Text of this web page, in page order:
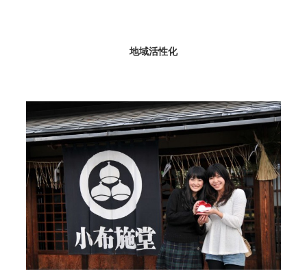
地域活性化